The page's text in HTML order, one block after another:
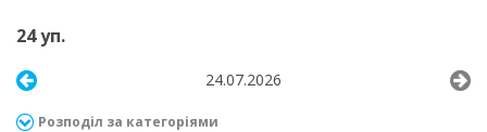
24 уп.
24.07.2026
Розподіл за категоріями